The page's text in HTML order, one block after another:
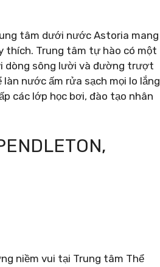
tâm dưới nước Astoria mang
thích. Trung tâm tự hào có một
dòng sông lười và đường trượt
nước ấm rửa sạch mọi lo lắng
các lớp học bơi, đào tạo nhân
niềm vui tại Trung tâm Thể